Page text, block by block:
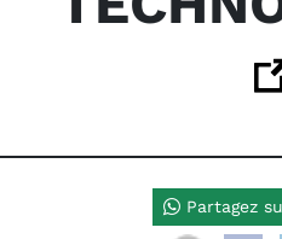
Partagez